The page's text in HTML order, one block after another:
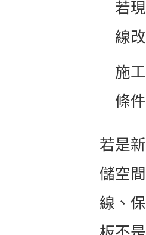
若
線
施
條
若是
儲空
線、